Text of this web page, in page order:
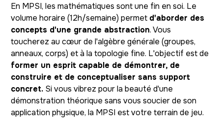
En MPSI, les mathématiques sont une fin en soi. Le
volume horaire (12h/semaine) permet d'aborder des
concepts d'une grande abstraction. Vous
toucherez au cœur de l'algèbre générale (groupes,
anneaux, corps) et à la topologie fine. L'objectif est de
former un esprit capable de démontrer, de
construire et de conceptualiser sans support
concret. Si vous vibrez pour la beauté d'une
démonstration théorique sans vous soucier de son
application physique, la MPSI est votre terrain de jeu.